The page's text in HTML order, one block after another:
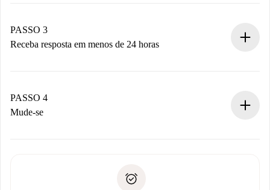
Não cobramos nada até que o proprietário confirme.
PASSO 3
Receba resposta em menos de 24 horas
proprietário.
Se recusada: não cobraremos nada e ofereceremos
Débito direto bancário
PASSO 4
Mude-se
não comunicar nenhum problema.